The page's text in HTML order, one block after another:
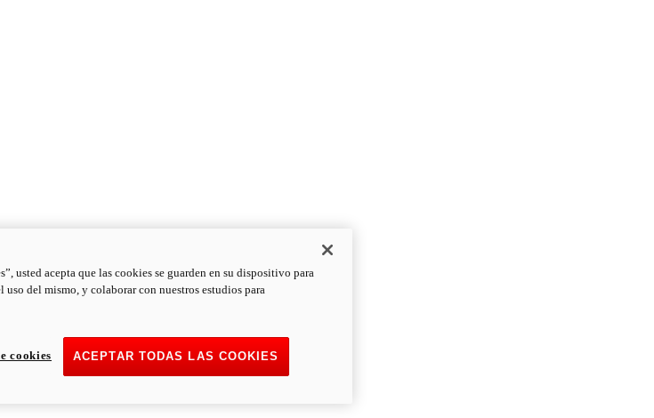
usted acepta que las cookies se guarden en su dispositivo para
del mismo, y colaborar con nuestros estudios para
ACEPTAR TODAS LAS COOKIES
cookies